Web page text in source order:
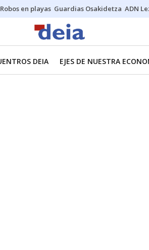
Robos en playas Guardias Osakidetza ADN
DEIA EJES DE NUESTRA